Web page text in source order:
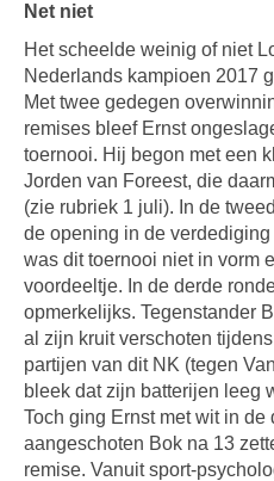
Net niet
Het scheelde weinig of niet
Nederlands kampioen 2017
Met twee gedegen
remises bleef Ernst
toernooi. Hij begon met een
Jorden van Foreest, die
(zie rubriek 1 juli). In de
de opening in de
was dit toernooi niet in vorm
voordeeltje. In de derde
opmerkelijks. Tegenstander
al zijn kruit verschoten
partijen van dit NK (tegen
bleek dat zijn batterijen leeg
Toch ging Ernst met wit in de
aangeschoten Bok na 13
remise. Vanuit sport-